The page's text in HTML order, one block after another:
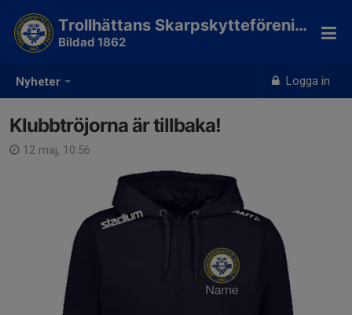
Nyheter Logga in
Trollhättans Skarpskytteförening
Bildad 1862
Klubbtröjorna är tillbaka!
12 maj, 10:56